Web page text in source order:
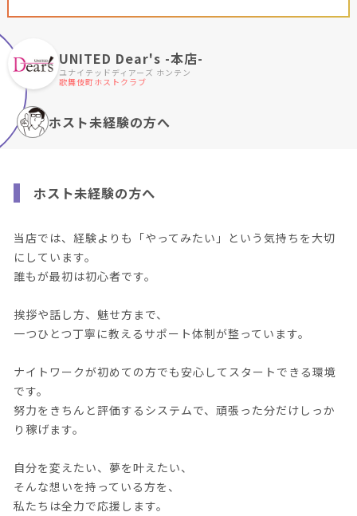
UNITED Dear's -本店-
ユナイテッドディアーズ ホンテン
歌舞伎町ホストクラブ
ホスト未経験の方へ
ホスト未経験の方へ
当店では、経験よりも「やってみたい」という気持ちを大切
にしています。
誰もが最初は初心者です。
挨拶や話し方、魅せ方まで、
一つひとつ丁寧に教えるサポート体制が整っています。
ナイトワークが初めての方でも安心してスタートできる環境
です。
努力をきちんと評価するシステムで、頑張った分だけしっか
り稼げます。
自分を変えたい、夢を叶えたい、
そんな想いを持っている方を、
私たちは全力で応援します。